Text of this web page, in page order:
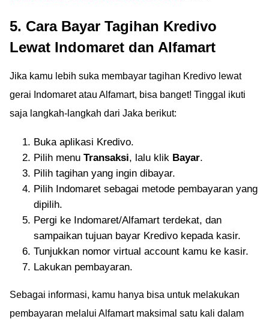
5. Cara Bayar Tagihan Kredivo
Lewat Indomaret dan Alfamart
Jika kamu lebih suka membayar tagihan Kredivo lewat
gerai Indomaret atau Alfamart, bisa banget! Tinggal ikuti
saja langkah-langkah dari Jaka berikut:
Buka aplikasi Kredivo.
Pilih menu Transaksi, lalu klik Bayar.
Pilih tagihan yang ingin dibayar.
Pilih Indomaret sebagai metode pembayaran yang
dipilih.
Pergi ke Indomaret/Alfamart terdekat, dan
sampaikan tujuan bayar Kredivo kepada kasir.
Tunjukkan nomor virtual account kamu ke kasir.
Lakukan pembayaran.
Sebagai informasi, kamu hanya bisa untuk melakukan
pembayaran melalui Alfamart maksimal satu kali dalam